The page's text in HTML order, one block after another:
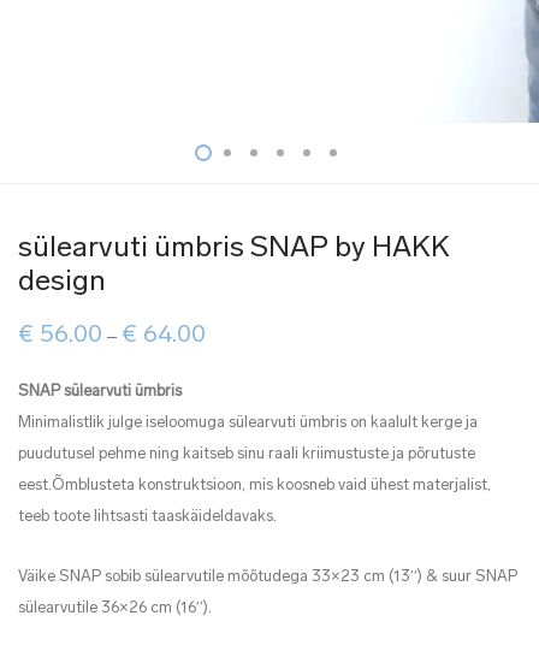
sülearvuti ümbris SNAP by HAKK
design
€ 56.00 – € 64.00
SNAP sülearvuti ümbris
Minimalistlik julge iseloomuga sülearvuti ümbris on kaalult kerge ja
puudutusel pehme ning kaitseb sinu raali kriimustuste ja põrutuste
eest.Õmblusteta konstruktsioon, mis koosneb vaid ühest materjalist,
teeb toote lihtsasti taaskäideldavaks.
Väike SNAP sobib sülearvutile mõõtudega 33×23 cm (13′′) & suur SNAP
sülearvutile 36×26 cm (16′′).